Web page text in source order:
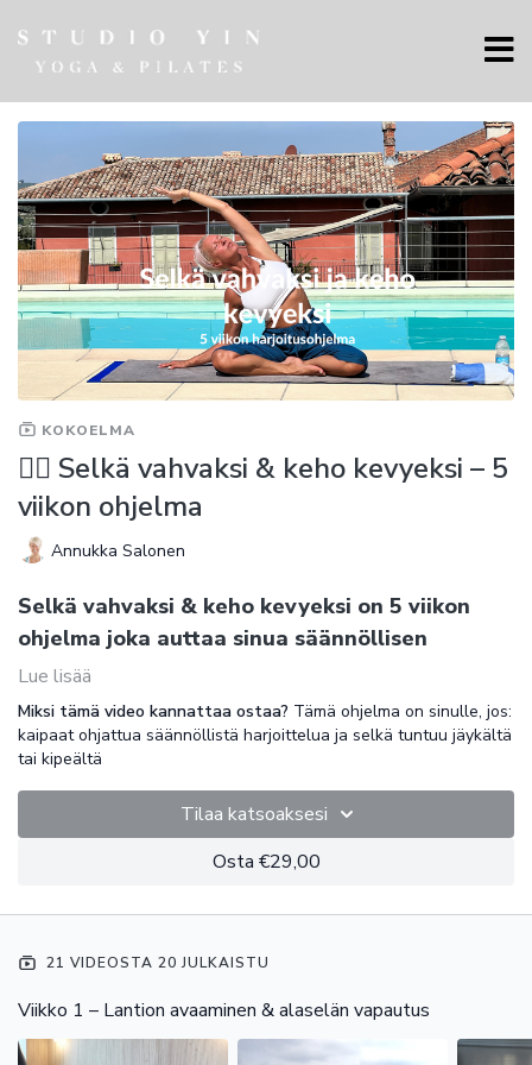
KOKOELMA
🧘‍♀️ Selkä vahvaksi & keho kevyeksi – 5
viikon ohjelma
Annukka Salonen
Selkä vahvaksi & keho kevyeksi on 5 viikon
ohjelma joka auttaa sinua säännöllisen
harjoittelun pariin.
Tämä ohjelma on sinulle, jos:
kaipaat ohjattua säännöllistä harjoittelua
selkä tuntuu jäykältä tai kipeältä
istut paljon tai liikut yksipuolisesti
haluat vahvistaa kehoa lempeästi mutta tehokkaasti
Harjoitukset ovat 15–30 minuutin mittaisia ja sopivat myös silloin,
huippukuntoa.
Lue lisää
Miksi tämä video kannattaa ostaa? Tämä ohjelma on sinulle, jos:
kaipaat ohjattua säännöllistä harjoittelua ja selkä tuntuu jäykältä
tai kipeältä
Tilaa katsoaksesi
Osta €29,00
21 VIDEOSTA 20 JULKAISTU
Viikko 1 – Lantion avaaminen & alaselän vapautus